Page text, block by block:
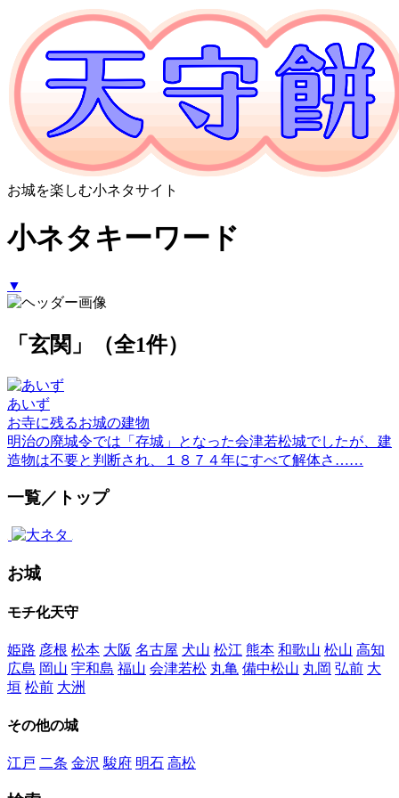
お城を楽しむ小ネタサイト
小ネタキーワード
▼
「玄関」（全1件）
あいず
お寺に残るお城の建物
明治の廃城令では「存城」となった会津若松城でしたが、建
造物は不要と判断され、１８７４年にすべて解体さ……
一覧／トップ
お城
モチ化天守
姫路 彦根 松本 大阪 名古屋 犬山 松江 熊本 和歌山 松山 高知
広島 岡山 宇和島 福山 会津若松 丸亀 備中松山 丸岡 弘前 大
垣 松前 大洲
その他の城
江戸 二条 金沢 駿府 明石 高松